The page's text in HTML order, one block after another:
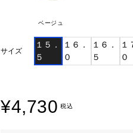
ベージュ
サイズ
１５．
５
１６．
０
１６．
５
１
０
¥4,730 税込